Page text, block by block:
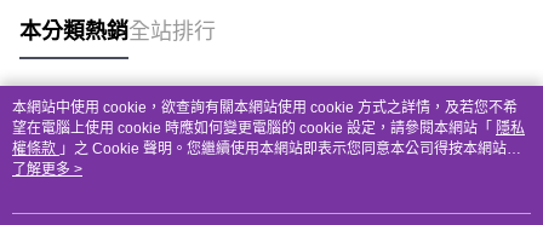
本分類熱銷全站排行
熱門標籤
本網站中使用 cookie，欲查詢有關本網站使用 cookie 方式之詳情，及若您不希
望在電腦上使用 cookie 時應如何變更電腦的 cookie 設定，請參閱本網站「 隱私
權條款 」之 Cookie 聲明。您繼續使用本網站即表示您同意本公司得按本網站使
用條款之 Cookie 聲明使用 cookie。
了解更多 >